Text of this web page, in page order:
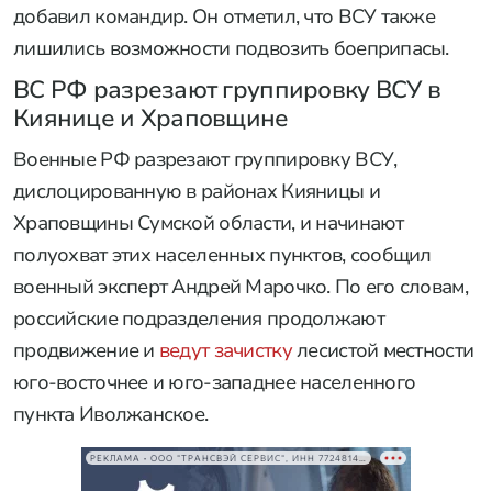
добавил командир. Он отметил, что ВСУ также
лишились возможности подвозить боеприпасы.
ВС РФ разрезают группировку ВСУ в
Киянице и Храповщине
Военные РФ разрезают группировку ВСУ,
дислоцированную в районах Кияницы и
Храповщины Сумской области, и начинают
полуохват этих населенных пунктов, сообщил
военный эксперт Андрей Марочко. По его словам,
российские подразделения продолжают
продвижение и ведут зачисткулесистой местности
юго-восточнее и юго-западнее населенного
пункта Иволжанское.